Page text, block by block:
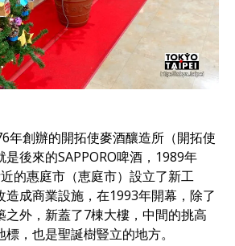
年創辦的開拓使麥酒釀造所（開拓使
後來的SAPPORO啤酒，1989年
的惠庭市（恵庭市）設立了新工
造成商業設施，在1993年開幕，除了
之外，新蓋了7棟大樓，中間的挑高
，也是聖誕樹豎立的地方。